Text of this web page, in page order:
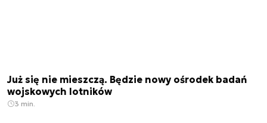
Już się nie mieszczą. Będzie nowy ośrodek badań
wojskowych lotników
3 min.